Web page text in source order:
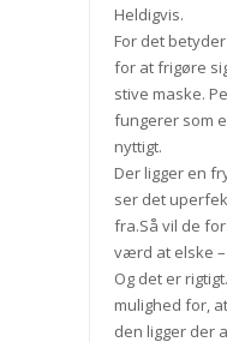
Heldigvis.
For det
for at frigøre
stive maske.
fungerer som
nyttigt.
Der ligger en
ser det
fra.Så vil de
værd at elske
Og det er
mulighed for,
den ligger der